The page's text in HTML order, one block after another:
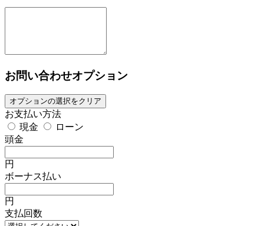
お問い合わせオプション
オプションの選択をクリア
お支払い方法
現金
ローン
頭金
円
ボーナス払い
円
支払回数